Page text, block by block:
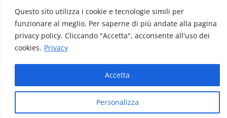
Questo sito utilizza i cookie e tecnologie simili per
funzionare al meglio. Per saperne di più andate alla pagina
privacy policy. Cliccando "Accetta", acconsente all'uso dei
cookies. Privacy
Personalizza
Accetta
Le criptovalute: i cambiamenti dal 2025
Manfe© 2024 Tutti i diritti riservati | P.iva 01771160932